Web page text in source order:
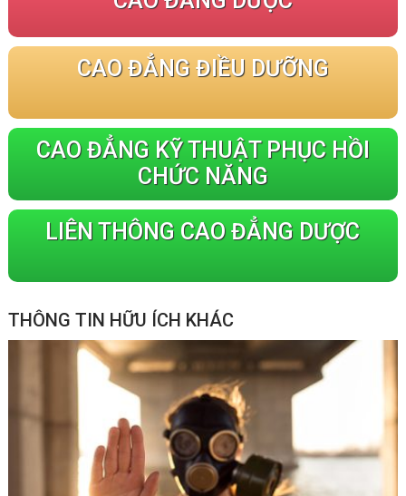
CAO ĐẲNG ĐIỀU DƯỠNG
CAO ĐẲNG KỸ THUẬT PHỤC HỒI
CHỨC NĂNG
LIÊN THÔNG CAO ĐẲNG DƯỢC
THÔNG TIN HỮU ÍCH KHÁC